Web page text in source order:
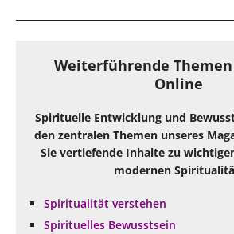
Weiterführende
Online
Spirituelle Entwicklung und
den zentralen Themen unseres
Sie vertiefende Inhalte zu
modernen
Spiritualität verstehen
Spirituelles Bewusstsein